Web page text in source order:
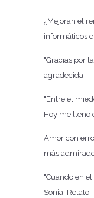
¿Mejoran el
informáticos
"Gracias por
agradecida
"Entre el
Hoy me lleno
Amor con
más
"Cuando en
Sonia. Relato